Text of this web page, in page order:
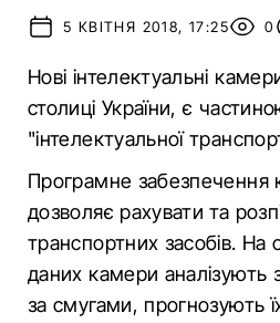
5 КВІТНЯ 2018, 17:25 0
Нові інтелектуальні
столиці України, є
"інтелектуальної
Програмне забезпечення
дозволяє рахувати та
транспортних засобів. На
даних камери аналізують
за смугами, прогнозують